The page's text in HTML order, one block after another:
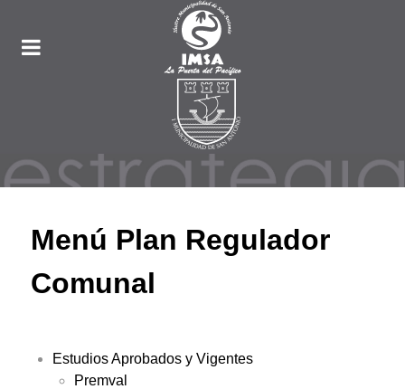
Menú Plan Regulador
Comunal
Estudios Aprobados y Vigentes
Premval